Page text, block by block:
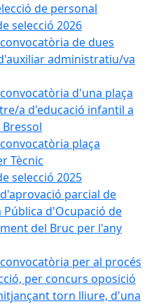
de personal
selecció 2026
de dues
administratiu/va
d'una plaça
a d'educació infantil a
Bressol
plaça
Tècnic
selecció 2025
parcial de
d'Ocupació de
del Bruc per l'any
per al procés
per concurs oposició
torn lliure, d'una